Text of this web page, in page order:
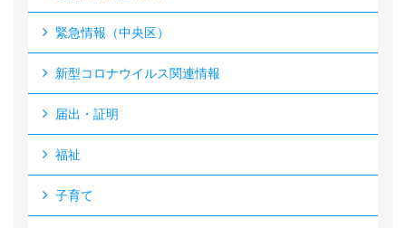
緊急情報（中央区）
新型コロナウイルス関連情報
届出・証明
福祉
子育て